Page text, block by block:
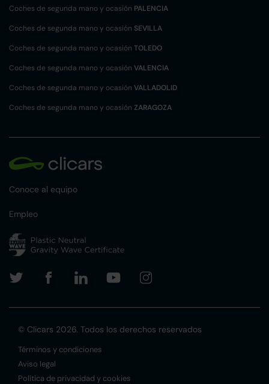
Coches de segunda mano y ocasión PALENCIA
Coches de segunda mano y ocasión SEVILLA
Coches de segunda mano y ocasión TOLEDO
Coches de segunda mano y ocasión VALENCIA
Coches de segunda mano y ocasión VALLADOLID
Coches de segunda mano y ocasión ZARAGOZA
Conoce al equipo
Empleo
© Clicars 2026. Todos los derechos reservados
Términos y condiciones
Aviso legal
Política de privacidad y cookies